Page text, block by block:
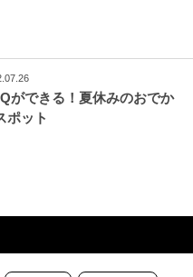
ができる！夏休みのおでか
ポット